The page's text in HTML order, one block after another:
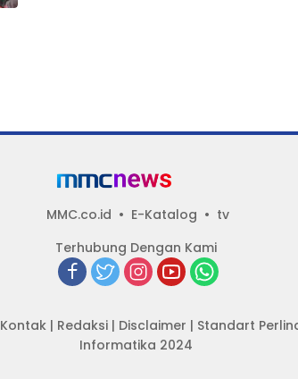
MMC.co.id E-Katalog
tv
Terhubung Dengan Kami
Kontak | Redaksi | Disclaimer | Standart
Informatika 2024